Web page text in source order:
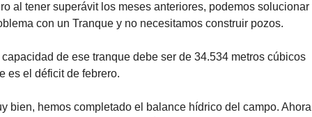
al tener superávit los meses anteriores, podemos solucionar
con un Tranque y no necesitamos construir pozos.
capacidad de ese tranque debe ser de 34.534 metros cúbicos
es el déficit de febrero.
bien, hemos completado el balance hídrico del campo. Ahora